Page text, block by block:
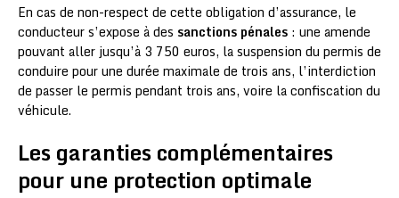
En cas de non-respect de cette obligation d’assurance, le
conducteur s’expose à des sanctions pénales : une amende
pouvant aller jusqu’à 3 750 euros, la suspension du permis de
conduire pour une durée maximale de trois ans, l’interdiction
de passer le permis pendant trois ans, voire la confiscation du
véhicule.
Les garanties complémentaires
pour une protection optimale